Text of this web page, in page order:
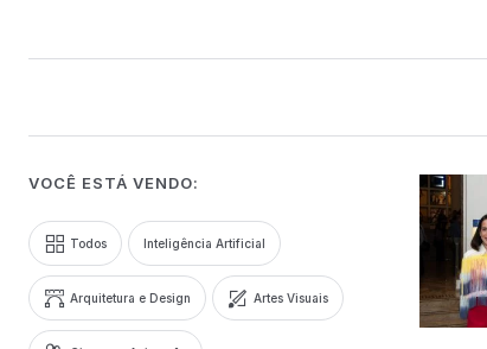
VOCÊ ESTÁ VENDO:
Todos Inteligência Artificial
Arquitetura e Design Artes Visuais